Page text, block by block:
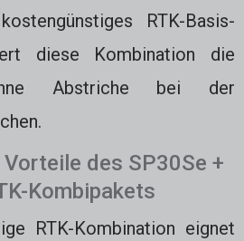
RTK-Basis-
diese Kombination die
Abstriche bei der
des SP30Se +
Kombipakets
RTK-Kombination eignet